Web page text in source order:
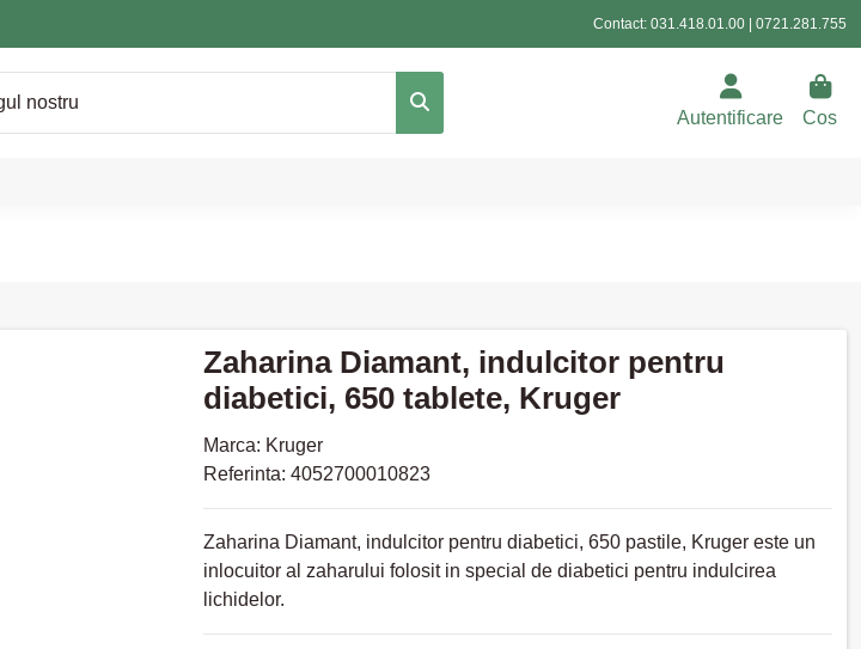
Contact: 031.418.01.00 0721.281.755
Autentificare Cos
Zaharina Diamant, indulcitor pentru
diabetici, 650 tablete, Kruger
Marca: Kruger
Referinta: 4052700010823
Zaharina Diamant, indulcitor pentru diabetici, 650 pastile, Kruger este un
inlocuitor al zaharului folosit in special de diabetici pentru indulcirea
lichidelor.